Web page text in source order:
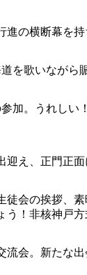
の横断幕を
を歌いながら
加。うれし
え、正門正
徒会の挨拶、
！非核神戸
会。新たな